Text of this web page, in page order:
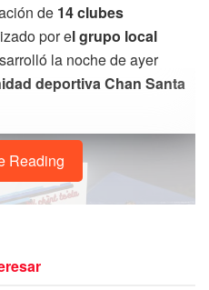
de 14 clubes
por el grupo local
la noche de ayer
deportiva Chan Santa
Reading